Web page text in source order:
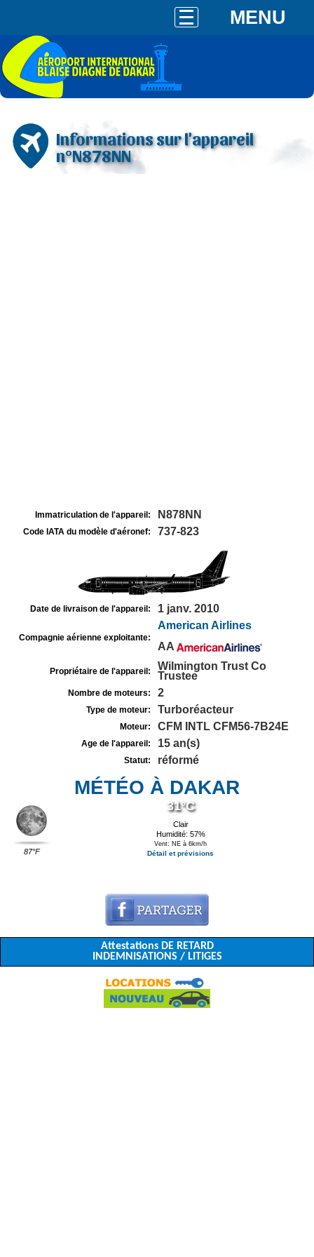
MENU
Informations sur l'appareil
n°N878NN
Immatriculation de l'appareil: N878NN
Code IATA du modèle d'aéronef: 737-823
Date de livraison de l'appareil: 1 janv. 2010
Compagnie aérienne exploitante:
American Airlines
AA
Propriétaire de l'appareil:
Wilmington Trust Co
Trustee
Nombre de moteurs: 2
Type de moteur: Turboréacteur
Moteur: CFM INTL CFM56-7B24E
Age de l'appareil: 15 an(s)
Statut: réformé
MÉTÉO À DAKAR
87°F
31°C
Clair
Humidité: 57%
Vent: NE à 6km/h
Détail et prévisions
Attestations DE RETARD
INDEMNISATIONS / LITIGES